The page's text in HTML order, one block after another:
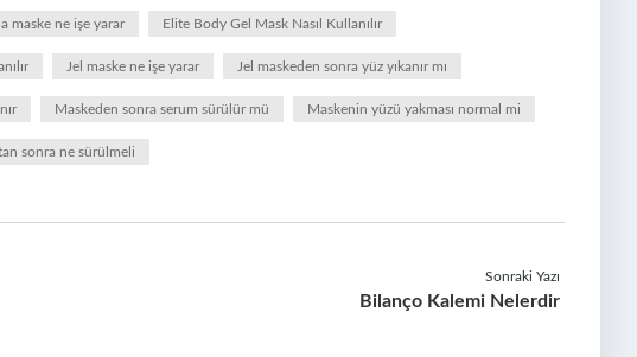
maske ne işe yarar Elite Body Gel Mask Nasıl Kullanılır
Jel maske ne işe yarar Jel maskeden sonra yüz yıkanır mı
Maskeden sonra serum sürülür mü Maskenin yüzü yakması normal mi
sonra ne sürülmeli
Sonraki Yazı
Bilanço Kalemi Nelerdir